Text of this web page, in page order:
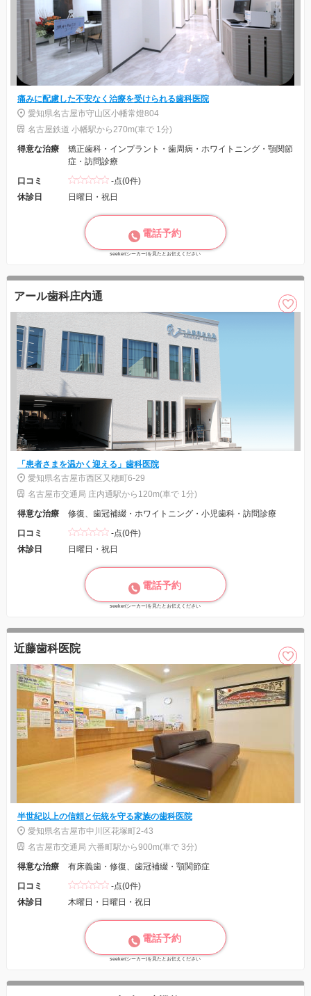
痛みに配慮した不安なく治療を受けられる歯科医院
愛知県名古屋市守山区小幡常燈804
名古屋鉄道 小幡駅から270m(車で 1分)
得意な治療
矯正歯科・インプラント・歯周病・ホワイトニング・顎関節
症・訪問診療
口コミ
-点(0件)
休診日
日曜日・祝日
電話予約
seeker(シーカー)を見たとお伝えください
アール歯科庄内通
「患者さまを温かく迎える」歯科医院
愛知県名古屋市西区又穂町6-29
名古屋市交通局 庄内通駅から120m(車で 1分)
得意な治療
修復、歯冠補綴・ホワイトニング・小児歯科・訪問診療
口コミ
-点(0件)
休診日
日曜日・祝日
電話予約
seeker(シーカー)を見たとお伝えください
近藤歯科医院
半世紀以上の信頼と伝統を守る家族の歯科医院
愛知県名古屋市中川区花塚町2-43
名古屋市交通局 六番町駅から900m(車で 3分)
得意な治療
有床義歯・修復、歯冠補綴・顎関節症
口コミ
-点(0件)
休診日
木曜日・日曜日・祝日
電話予約
seeker(シーカー)を見たとお伝えください